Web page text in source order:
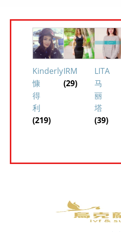
Kinderly
慷
得
利
(219)
IRM
(29)
LITA
马
丽
塔
(39)